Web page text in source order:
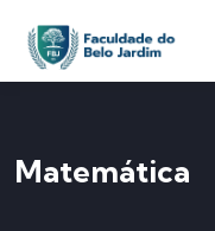
Matemática